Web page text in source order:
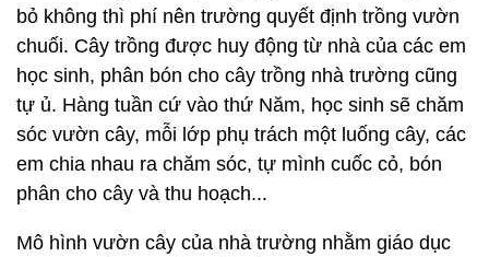
bỏ không thì phí nên trường quyết định trồng vườn
chuối. Cây trồng được huy động từ nhà của các em
học sinh, phân bón cho cây trồng nhà trường cũng
tự ủ. Hàng tuần cứ vào thứ Năm, học sinh sẽ chăm
sóc vườn cây, mỗi lớp phụ trách một luống cây, các
em chia nhau ra chăm sóc, tự mình cuốc cỏ, bón
phân cho cây và thu hoạch...
Mô hình vườn cây của nhà trường nhằm giáo dục